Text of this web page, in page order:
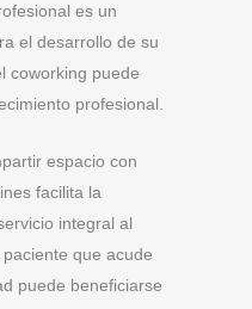
es un
el desarrollo de su
coworking puede
profesional.
espacio con
facilita la
integral al
que acude
puede beneficiarse